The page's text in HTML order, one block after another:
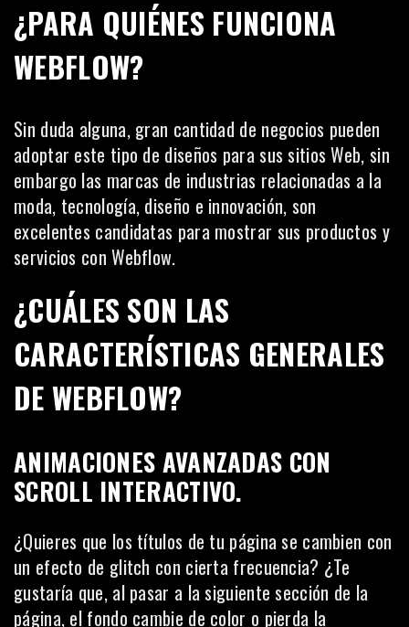
¿PARA QUIÉNES FUNCIONA
WEBFLOW?
Sin duda alguna, gran cantidad de negocios pueden
adoptar este tipo de diseños para sus sitios Web, sin
embargo las marcas de industrias relacionadas a la
moda, tecnología, diseño e innovación, son
excelentes candidatas para mostrar sus productos y
servicios con Webflow.
¿CUÁLES SON LAS
CARACTERÍSTICAS GENERALES
DE WEBFLOW?
ANIMACIONES AVANZADAS CON
SCROLL INTERACTIVO.
¿Quieres que los títulos de tu página se cambien con
un efecto de glitch con cierta frecuencia? ¿Te
gustaría que, al pasar a la siguiente sección de la
página, el fondo cambie de color o pierda la